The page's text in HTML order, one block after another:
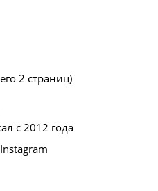
2 страниц)
с 2012 года
Instagram